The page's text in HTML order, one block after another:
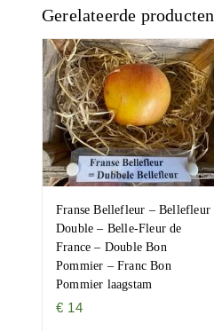
Gerelateerde producten
Franse Bellefleur – Bellefleur
Double – Belle-Fleur de
France – Double Bon
Pommier – Franc Bon
Pommier laagstam
€ 14